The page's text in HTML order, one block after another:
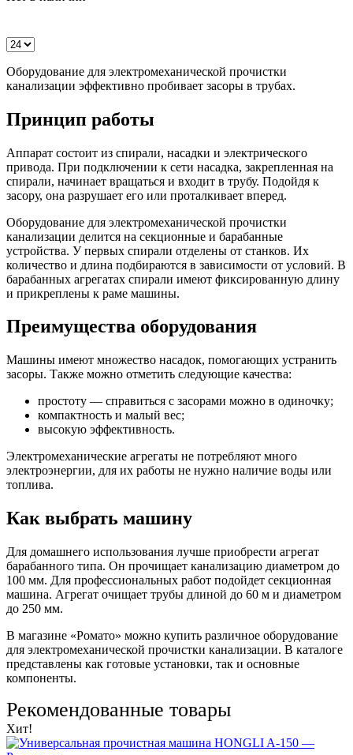
Оборудование для электромеханической прочистки
канализации эффективно пробивает засоры в трубах.
Принцип работы
Аппарат состоит из спирали, насадки и электрического
привода. При подключении к сети насадка, закрепленная на
спирали, начинает вращаться и входит в трубу. Подойдя к
засору, она разрушает его или проталкивает вперед.
Оборудование для электромеханической прочистки
канализации делится на секционные и барабанные
устройства. У первых спирали отделены от станков. Их
количество и длина подбираются в зависимости от условий. В
барабанных агрегатах спирали имеют фиксированную длину
и прикреплены к раме машины.
Преимущества оборудования
Машины имеют множество насадок, помогающих устранить
засоры. Также можно отметить следующие качества:
простоту — справиться с засорами можно в одиночку;
компактность и малый вес;
высокую эффективность.
Электромеханические агрегаты не потребляют много
электроэнергии, для их работы не нужно наличие воды или
топлива.
Как выбрать машину
Для домашнего использования лучше приобрести агрегат
барабанного типа. Он прочищает канализацию диаметром до
100 мм. Для профессиональных работ подойдет секционная
машина. Агрегат очищает трубы длиной до 60 м и диаметром
до 250 мм.
В магазине «Ромато» можно купить различное оборудование
для электромеханической прочистки канализации. В каталоге
представлены как готовые установки, так и основные
компоненты.
Рекомендованные товары
Хит!